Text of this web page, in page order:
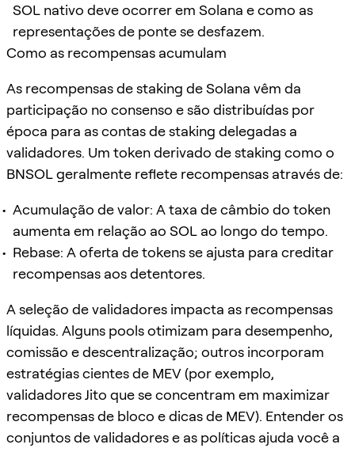
SOL nativo deve ocorrer em Solana e como as
representações de ponte se desfazem.
Como as recompensas acumulam
As recompensas de staking de Solana vêm da
participação no consenso e são distribuídas por
época para as contas de staking delegadas a
validadores. Um token derivado de staking como o
BNSOL geralmente reflete recompensas através de:
Acumulação de valor: A taxa de câmbio do token
aumenta em relação ao SOL ao longo do tempo.
Rebase: A oferta de tokens se ajusta para creditar
recompensas aos detentores.
A seleção de validadores impacta as recompensas
líquidas. Alguns pools otimizam para desempenho,
comissão e descentralização; outros incorporam
estratégias cientes de MEV (por exemplo,
validadores Jito que se concentram em maximizar
recompensas de bloco e dicas de MEV). Entender os
conjuntos de validadores e as políticas ajuda você a